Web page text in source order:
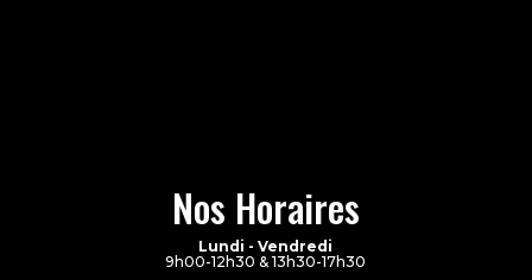
Nos Horaires
Lundi - Vendredi
9h00-12h30 & 13h30-17h30